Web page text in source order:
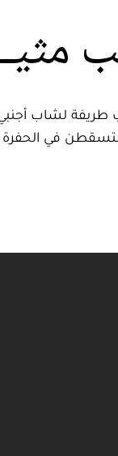
طريفة لشاب
فتسقطن في